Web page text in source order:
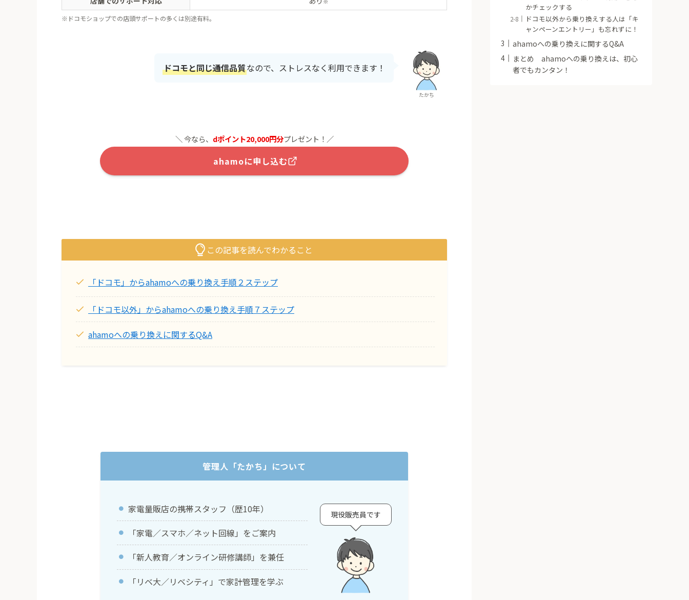
※ドコモショップでの店頭サポートの多くは別途有料。
たかち
ドコモと同じ通信品質なので、ストレスなく利用できます！
＼ 今なら、 dポイント20,000円分プレゼント！／
ahamoに申し込む
この記事を読んでわかること
「ドコモ」からahamoへの乗り換え手順２ステップ
「ドコモ以外」からahamoへの乗り換え手順７ステップ
ahamoへの乗り換えに関するQ&A
管理人「たかち」について
家電量販店の携帯スタッフ（歴10年）
「家電／スマホ／ネット回線」をご案内
「新人教育／オンライン研修講師」を兼任
「リベ大／リベシティ」で家計管理を学ぶ
現役販売員です
かチェックする
ドコモ以外から乗り換えする人は「キ
ャンペーンエントリー」も忘れずに！
ahamoへの乗り換えに関するQ&A
まとめ ahamoへの乗り換えは、初心
者でもカンタン！